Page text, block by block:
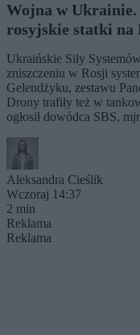
Wojna w Ukrainie.
rosyjskie statki na
Ukraińskie Siły
zniszczeniu w Rosji
Gelendżyku, zestawu
Drony trafiły też w
ogłosił dowódca SBS,
Aleksandra Cieślik
Wczoraj 14:37
2 min
Reklama
Reklama